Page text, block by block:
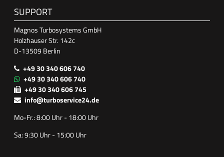
SUPPORT
Magnos Turbosystems GmbH
Holzhauser Str. 142c
D-13509 Berlin
+49 30 340 606 740
+49 30 340 606 740
+49 30 340 606 745
info@turboservice24.de
Mo-Fr.: 8:00 Uhr - 18:00 Uhr
Sa: 9:30 Uhr - 15:00 Uhr